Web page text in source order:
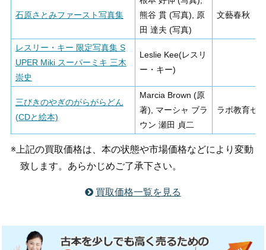
石原さとみファースト写真集
熊谷 貫 (写真), 原
田 達夫 (写真)
文藝春秋
レスリー・キー 限定写真集 S
UPER Miki スーパーミキ 三木
崇史
Leslie Kee(レスリ
ー・キー)
三びきのやぎのがらがらどん
(CDと絵本)
Marcia Brown (原
著), マーシャ ブラ
ウン 瀬田 貞二
ラボ教育セ
※上記の買取価格は、本の状態や市場価格などにより変動
致します。あらかじめご了承下さい。
買取価格一覧を見る